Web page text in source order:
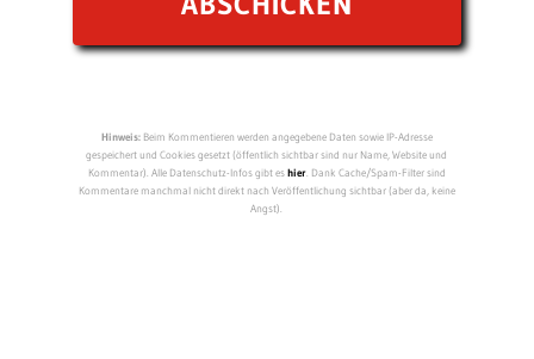
Hinweis:Beim Kommentieren werden angegebene Daten sowie IP-Adresse
gespeichert und Cookies gesetzt (öffentlich sichtbar sind nur Name, Website und
Kommentar). Alle Datenschutz-Infos gibt eshier. Dank Cache/Spam-Filter sind
Kommentare manchmal nicht direkt nach Veröffentlichung sichtbar (aber da, keine
Angst).